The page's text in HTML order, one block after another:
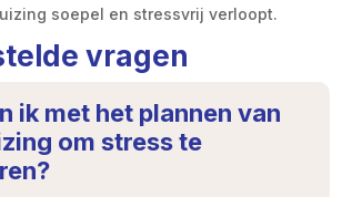
soepel en stressvrij verloopt.
vragen
ik met het plannen van
om stress te